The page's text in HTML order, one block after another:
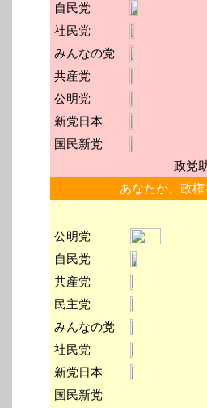
自民党
社民党
みんなの党
共産党
公明党
新党日本
国民新党
政党
あなたが、政
公明党
自民党
共産党
民主党
みんなの党
社民党
新党日本
国民新党